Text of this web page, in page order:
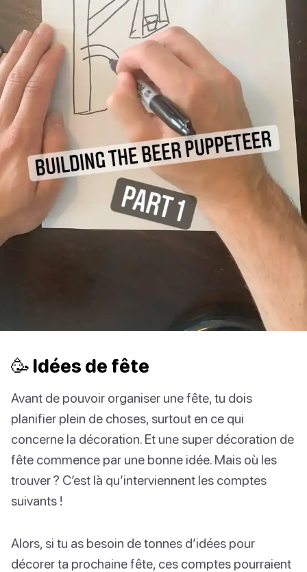
🥳 Idées de fête
Avant de pouvoir organiser une fête, tu dois
planifier plein de choses, surtout en ce qui
concerne la décoration. Et une super décoration de
fête commence par une bonne idée. Mais où les
trouver ? C’est là qu’interviennent les comptes
suivants !
Alors, si tu as besoin de tonnes d’idées pour
décorer ta prochaine fête, ces comptes pourraient